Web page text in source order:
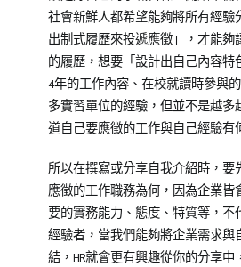
社會新鮮人都希望能夠將所有經驗
出制式履歷來投遞應徵」，才能夠
的履歷，想要「設計出自己內容特
4年的工作內容、在校就讀時參與
多實習單位的經驗，但並不是越多
道自己要應徵的工作與自己經驗有
所以在撰寫或分享自我介紹時，要
應徵的工作職務為何，因為企業皆
要的實務能力、態度、特質等，不
經驗者，當我們能夠將企業需求與
結，HR就會更有興趣從你的分享